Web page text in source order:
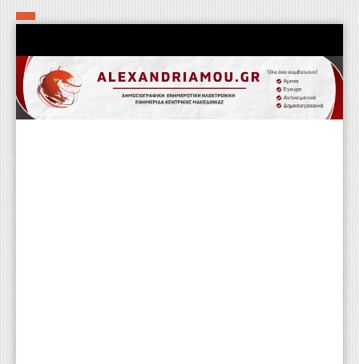
Αρχική
Τα εν δήμω εν οίκω
Πολιτιστικά-Εκκλησιαστικά